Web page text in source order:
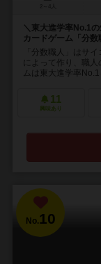
＼東大進学率No.1
カードゲーム「分数
「分数職人」はサ
によって作り、職
ムは東大進学率
11
興味あり
No. 10